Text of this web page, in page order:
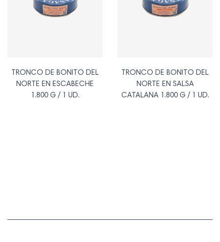
TRONCO DE BONITO DEL
NORTE EN ESCABECHE
1.800 G / 1 UD.
TRONCO DE BONITO DEL
NORTE EN SALSA
CATALANA 1.800 G / 1 UD.